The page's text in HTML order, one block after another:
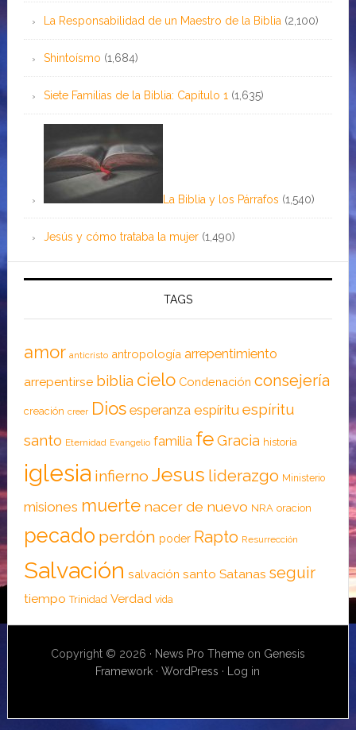
La Responsabilidad de un Maestro de la Biblia (2,100)
Shintoísmo (1,684)
Siete Familias de la Biblia: Capítulo 1 (1,635)
La Biblia y los Párrafos (1,540)
Jesús y cómo trataba la mujer (1,490)
TAGS
amor anticristo antropología arrepentimiento
arrepentirse biblia cielo Condenación consejería
creación creer Dios esperanza espíritu espíritu
santo Eternidad Evangelio familia feGracia historia
iglesia infierno Jesus liderazgo Ministerio
misiones muerte nacer de nuevo NRA oracion
pecado perdón poder Rapto Resurrección
Salvación salvación santo Satanas seguir
tiempo Trinidad Verdad vida
Copyright © 2026 · News Pro Themeon Genesis
Framework ·WordPress · Log in